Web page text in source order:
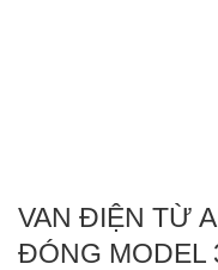
VAN ĐIỆN TỪ
ĐÓNG MODEL